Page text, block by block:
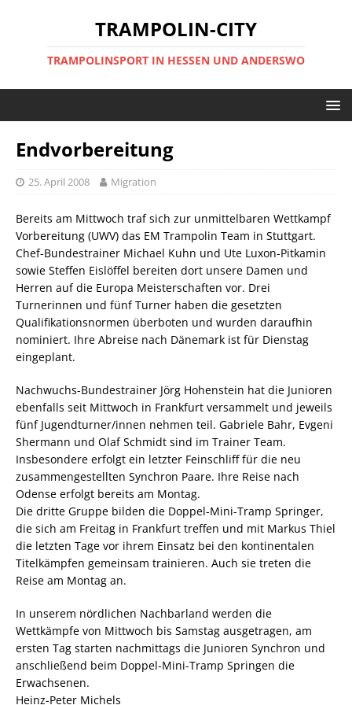
TRAMPOLIN-CITY
TRAMPOLINSPORT IN HESSEN UND ANDERSWO
Endvorbereitung
25. April 2008 Migration
Bereits am Mittwoch traf sich zur unmittelbaren Wettkampf
Vorbereitung (UWV) das EM Trampolin Team in Stuttgart.
Chef-Bundestrainer Michael Kuhn und Ute Luxon-Pitkamin
sowie Steffen Eislöffel bereiten dort unsere Damen und
Herren auf die Europa Meisterschaften vor. Drei
Turnerinnen und fünf Turner haben die gesetzten
Qualifikationsnormen überboten und wurden daraufhin
nominiert. Ihre Abreise nach Dänemark ist für Dienstag
eingeplant.
Nachwuchs-Bundestrainer Jörg Hohenstein hat die Junioren
ebenfalls seit Mittwoch in Frankfurt versammelt und jeweils
fünf Jugendturner/innen nehmen teil. Gabriele Bahr, Evgeni
Shermann und Olaf Schmidt sind im Trainer Team.
Insbesondere erfolgt ein letzter Feinschliff für die neu
zusammengestellten Synchron Paare. Ihre Reise nach
Odense erfolgt bereits am Montag.
Die dritte Gruppe bilden die Doppel-Mini-Tramp Springer,
die sich am Freitag in Frankfurt treffen und mit Markus Thiel
die letzten Tage vor ihrem Einsatz bei den kontinentalen
Titelkämpfen gemeinsam trainieren. Auch sie treten die
Reise am Montag an.
In unserem nördlichen Nachbarland werden die
Wettkämpfe von Mittwoch bis Samstag ausgetragen, am
ersten Tag starten nachmittags die Junioren Synchron und
anschließend beim Doppel-Mini-Tramp Springen die
Erwachsenen.
Heinz-Peter Michels